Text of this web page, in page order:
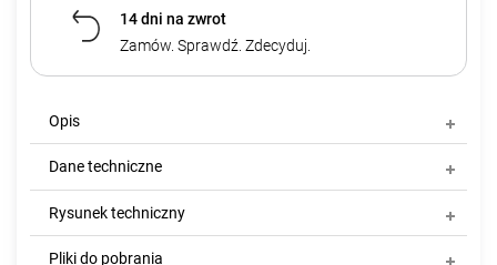
14 dni na zwrot
Zamów. Sprawdź. Zdecyduj.
Opis
Dane techniczne
Rysunek techniczny
Pliki do pobrania